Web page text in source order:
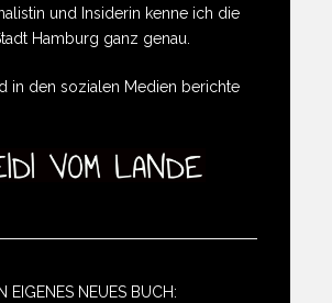
und Insiderin kenne ich die
Hamburg ganz genau.
in den sozialen Medien berichte
EIGENES NEUES BUCH: